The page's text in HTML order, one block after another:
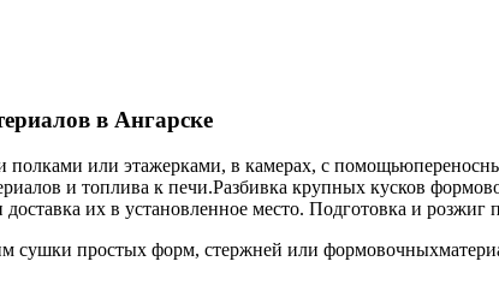
в Ангарске
или этажерками, в камерах, с
и топлива к печи.Разбивка крупных кусков
их в установленное место. Подготовка и розжиг
сушки простых форм, стержней или